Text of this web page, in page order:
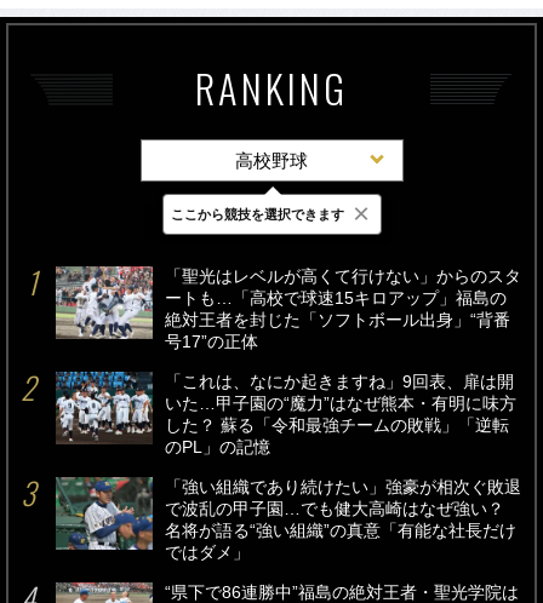
RANKING
高校野球
最新 24時間 週間
「聖光はレベルが高くて行けない」からのスタ
ートも…「高校で球速15キロアップ」福島の
絶対王者を封じた「ソフトボール出身」“背番
号17”の正体
「これは、なにか起きますね」9回表、扉は開
いた…甲子園の“魔力”はなぜ熊本・有明に味方
した？ 蘇る「令和最強チームの敗戦」「逆転
のPL」の記憶
「強い組織であり続けたい」強豪が相次ぐ敗退
で波乱の甲子園…でも健大高崎はなぜ強い？
名将が語る“強い組織”の真意「有能な社長だけ
ではダメ」
“県下で86連勝中”福島の絶対王者・聖光学院は
ここから競技を選択できます ×